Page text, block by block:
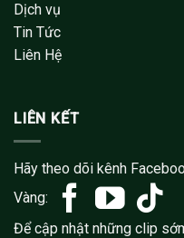
Dịch vụ
Tin Tức
Liên Hệ
LIÊN KẾT
Hãy theo dõi kênh
Vàng:
Để cập nhật những clip